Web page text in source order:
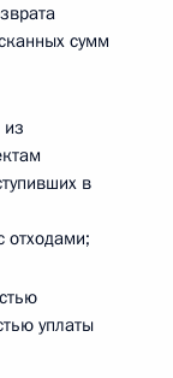
сумм
из
в
отходами;
уплаты